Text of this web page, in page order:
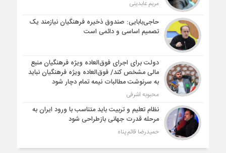
مریم عابدینی
حاجی‌بابایی: صندوق ذخیره فرهنگیان نیازمند یک
تصمیم اساسی و دائمی است
دولت برای اجرای فوق‌العاده ویژه فرهنگیان منبع
مالی مشخص کند/ فوق‌العاده ویژه فرهنگیان نباید
به سرنوشت مطالبات نیمه‌ تمام دچار شود
محبوبه اشرفی
نظام تعلیم و تربیت باید متناسب با ورود ایران به
مرحله قدرت جهانی بازطراحی شود
حمیدرضا قائم پناه